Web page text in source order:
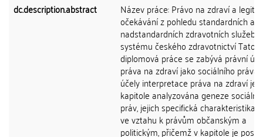
dc.description.abstract
Název práce: Právo na zdraví a
očekávání z pohledu standardních a
nadstandardních zdravotních služeb v
systému českého zdravotnictví Tato
diplomová práce se zabývá právní
práva na zdraví jako sociálního práva.
účely interpretace práva na zdraví je
kapitole analyzována geneze
práv, jejich specifická charakteristika
ve vztahu k právům občanským a
politickým, přičemž v kapitole je